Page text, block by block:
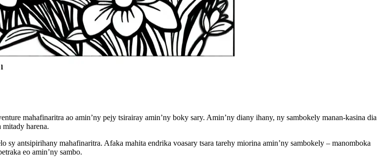
mahafinaritra ao amin’ny pejy tsirairay amin’ny boky sary. Amin’ny diany ihany, ny sambokely manan-kasina dia
harena.
antsipirihany mahafinaritra. Afaka mahita endrika voasary tsara tarehy miorina amin’ny sambokely – manomboka
eo amin’ny sambo.